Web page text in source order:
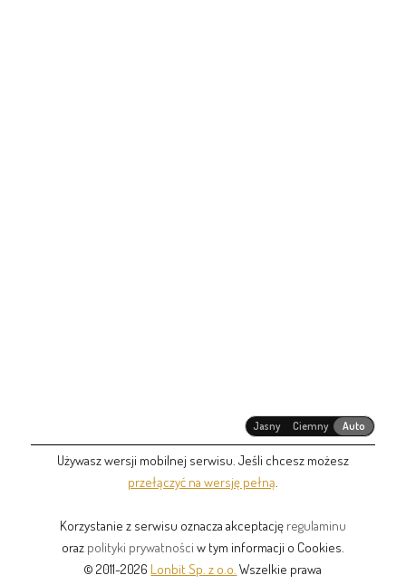
Jasny Ciemny Auto
Używasz wersji mobilnej serwisu. Jeśli chcesz możesz
przełączyć na wersję pełną
Korzystanie z serwisu oznacza akceptację regulaminu
oraz polityki prywatności w tym informacji o Cookies.
© 2011-2026 Lonbit Sp. z o.o. Wszelkie prawa